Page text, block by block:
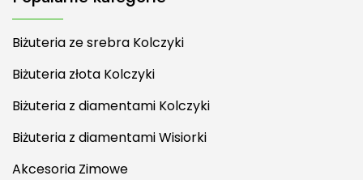
Biżuteria ze srebra Kolczyki
Biżuteria złota Kolczyki
Biżuteria z diamentami Kolczyki
Biżuteria z diamentami Wisiorki
Akcesoria Zimowe